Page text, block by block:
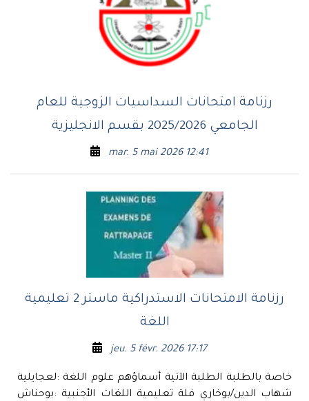
رزنامة امتحانات السداسيات الزوجية للعام
الجامعي 2025/2026 بقسم الانجليزية
mar. 5 mai 2026 12:41
رزنامة الامتحانات الاستدراكية ماستر 2 تعليمية
اللغة
jeu. 5 févr. 2026 17:17
خاصة بالطلبة الطلبة الآتية أسماؤهم علوم اللغة :لعجايلية
شهاب الدين/بوخاري فلة تعليمية اللغات الأجنبية :بوحناش